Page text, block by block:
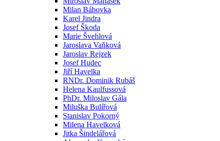
Milan Bábovka
Karel Jindra
Josef Škoda
Marie Švehlová
Jaroslava Vaňková
Jaroslav Rejzek
Josef Hudec
Jiří Havelka
RNDr. Dominik Rubáš
Helena Kaulfussová
PhDr. Miloslav Gála
Miluška Bulířová
Stanislav Pokorný
Milena Havelková
Jitka Šindelářová